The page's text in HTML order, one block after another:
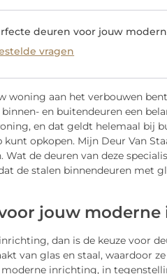
deuren voor jouw
vragen
woning aan het verbouwen
en buitendeuren een
en dat geldt helemaal bij
opkopen. Mijn Deur Van
de deuren van deze
de stalen binnendeuren met
jouw
dan is de keuze voor
van glas en staal, waardoor
moderne inrichting, in